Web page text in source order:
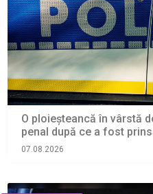
O ploieșteancă în vârstă
penal după ce a fost
07.08.2026